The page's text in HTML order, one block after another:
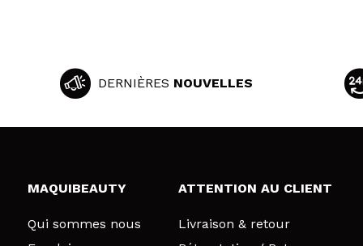
DERNIÈRES NOUVELLES
MAQUIBEAUTY
Qui sommes nous
ATTENTION AU CLIENT
Livraison & retour